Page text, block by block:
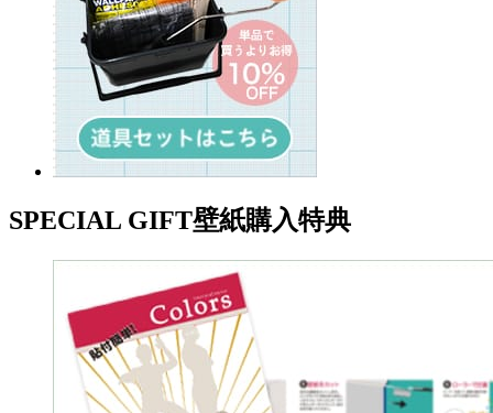
SPECIAL GIFT壁紙購入特典